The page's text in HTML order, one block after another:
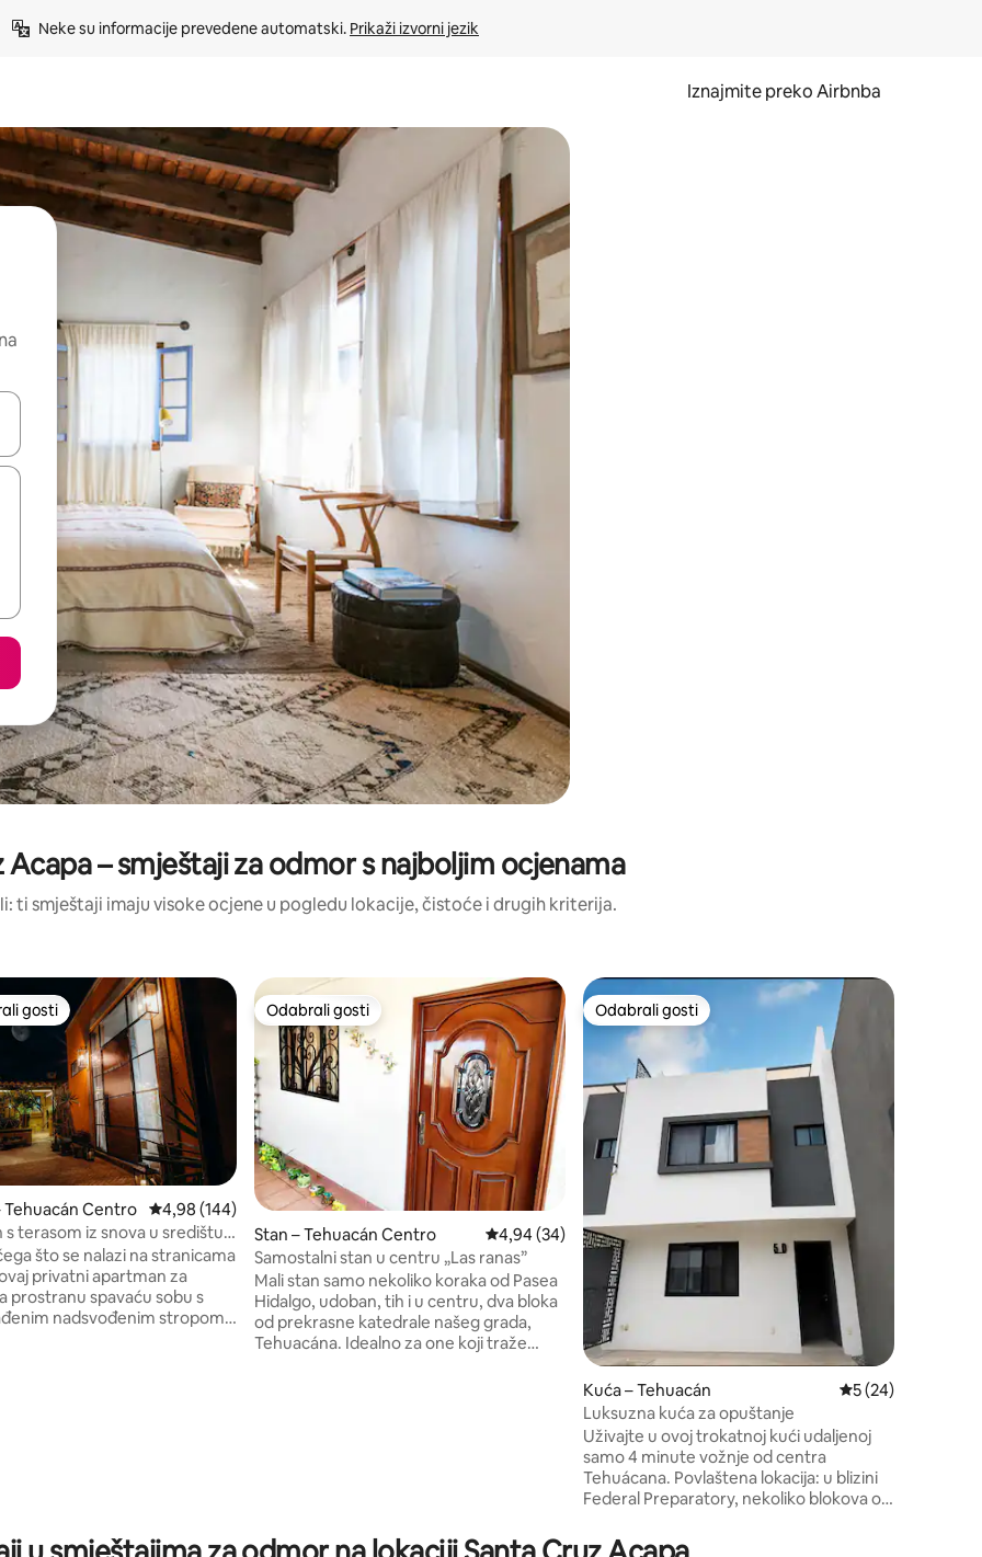
Neke su informacije prevedene automatski. Prikaži izvorni jezik
Iznajmite preko Airbnba
koristeći se strelicama prema gore i prema dolje, kao i dodirom ili prelaskom prstom po zaslonu.
Acapa – smještaji za odmor s najboljim ocjenama
ti smještaji imaju visoke ocjene u pogledu lokacije, čistoće i drugih kriterija.
recenzija: 236
rangiranima s oznakom „Odabrali gosti”
gosti
Tehuacán Centro Prosječna ocjena: 4,98/5, recenzija: 144
4,98 (144)
terasom iz snova u središtu
što se nalazi na stranicama
privatni apartman za
prostranu spavaću sobu s
nadsvođenim stropom,
Odabrali gosti
Odabrali gosti
Stan – Tehuacán Centro Prosječna ocjena: 4,94/5, recenzija: 34
4,94 (34)
Samostalni stan u centru „Las ranas”
Mali stan samo nekoliko koraka od Pasea
Hidalgo, udoban, tih i u centru, dva bloka
od prekrasne katedrale našeg grada,
Tehuacána. Idealno za one koji traže
Odabrali gosti
Odabrali gosti
Kuća – Tehuacán Prosječna ocjena:
5 (24)
Luksuzna kuća za opuštanje
Uživajte u ovoj trokatnoj kući udaljenoj
samo 4 minute vožnje od centra
Tehuácana. Povlaštena lokacija: u blizini
Federal Preparatory, nekoliko blokova od
autoceste koja vas povezuje s turističkim